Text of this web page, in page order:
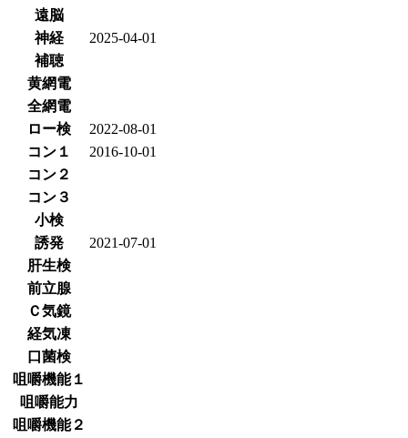
遠脳
神経
2025-04-01
補聴
黄網電
全網電
ロー検
2022-08-01
コン１
2016-10-01
コン２
コン３
小検
誘発
2021-07-01
肝生検
前立腺
Ｃ気鏡
経気凍
口菌検
咀嚼機能１
咀嚼能力
咀嚼機能２